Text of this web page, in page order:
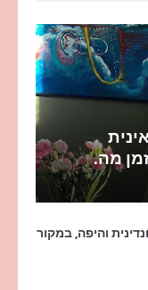
מה.
והיפה, במקור